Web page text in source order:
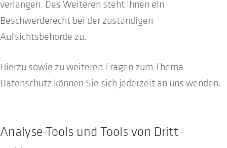
verlangen. Des Weiteren steht Ihnen ein
Beschwerderecht bei der zuständigen
Aufsichtsbehörde zu.
Hierzu sowie zu weiteren Fragen zum Thema
Datenschutz können Sie sich jederzeit an uns wenden.
Analyse-Tools und Tools von Dritt­